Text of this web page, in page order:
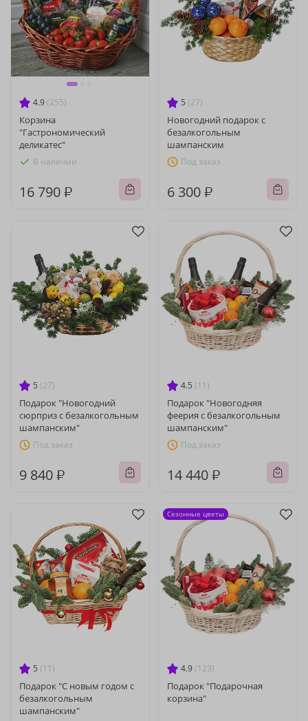
4.9 (255)
Корзина
"Гастрономический
деликатес"
В наличии
16 790 ₽
5 (27)
Новогодний подарок с
безалкогольным
шампанским
Под заказ
6 300 ₽
5 (27)
Подарок "Новогодний
сюрприз с безалкогольным
шампанским"
Под заказ
9 840 ₽
4.5 (11)
Подарок "Новогодняя
феерия с безалкогольным
шампанским"
Под заказ
14 440 ₽
5 (11)
Подарок "С новым годом с
безалкогольным
шампанским"
4.9 (123)
Подарок "Подарочная
корзина"
Сезонные цветы